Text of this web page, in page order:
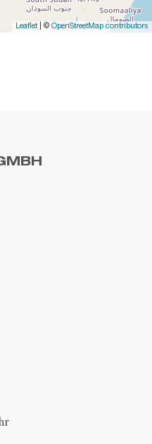
Leaflet| © OpenStreetMap contributors